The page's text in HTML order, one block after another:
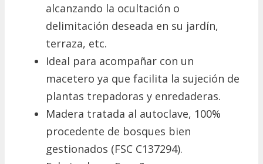
alcanzando la ocultación o
delimitación deseada en su jardín,
terraza, etc.
Ideal para acompañar con un
macetero ya que facilita la sujeción de
plantas trepadoras y enredaderas.
Madera tratada al autoclave, 100%
procedente de bosques bien
gestionados (FSC C137294).